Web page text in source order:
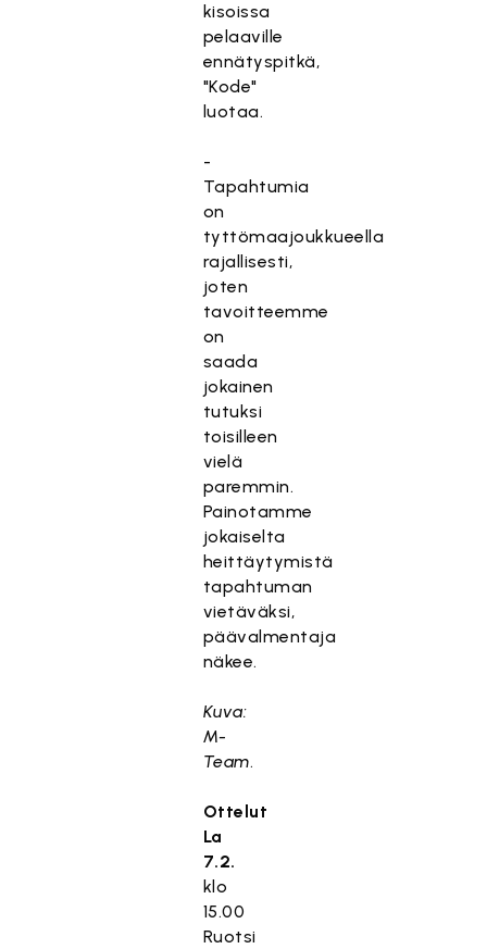
kisoissa
pelaaville
ennätyspitkä,
"Kode"
luotaa.
-
Tapahtumia
on
tyttömaajoukkueella
rajallisesti,
joten
tavoitteemme
on
saada
jokainen
tutuksi
toisilleen
vielä
paremmin.
Painotamme
jokaiselta
heittäytymistä
tapahtuman
vietäväksi,
päävalmentaja
näkee.
Kuva:
M-
Team.
Ottelut
La
7.2.
klo
15.00
Ruotsi